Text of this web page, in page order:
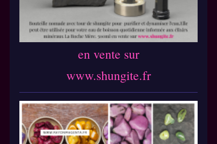
en vente sur
www.shungite.fr